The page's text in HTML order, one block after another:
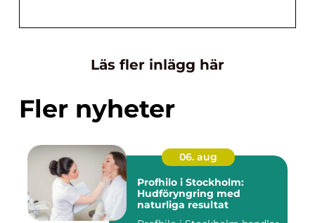
Läs fler inlägg här
Fler nyheter
06. aug
Profhilo i Stockholm:
Hudföryngring med
naturliga resultat